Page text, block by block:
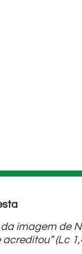
imagem de
(Lc